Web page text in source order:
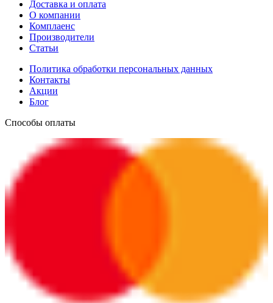
Доставка и оплата
О компании
Комплаенс
Производители
Статьи
Политика обработки персональных данных
Контакты
Акции
Блог
Способы оплаты